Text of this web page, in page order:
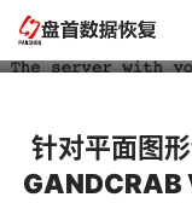
预警！！！
针对平面图